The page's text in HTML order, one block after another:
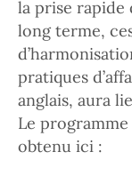
la prise rapide
long terme,
pratiques
anglais, aura
Le
obtenu ici :